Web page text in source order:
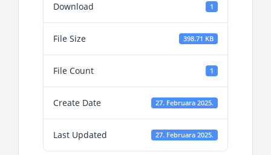
Download 1
File Size 398.71 KB
File Count 1
Create Date 27. Februara 2025.
Last Updated 27. Februara 2025.